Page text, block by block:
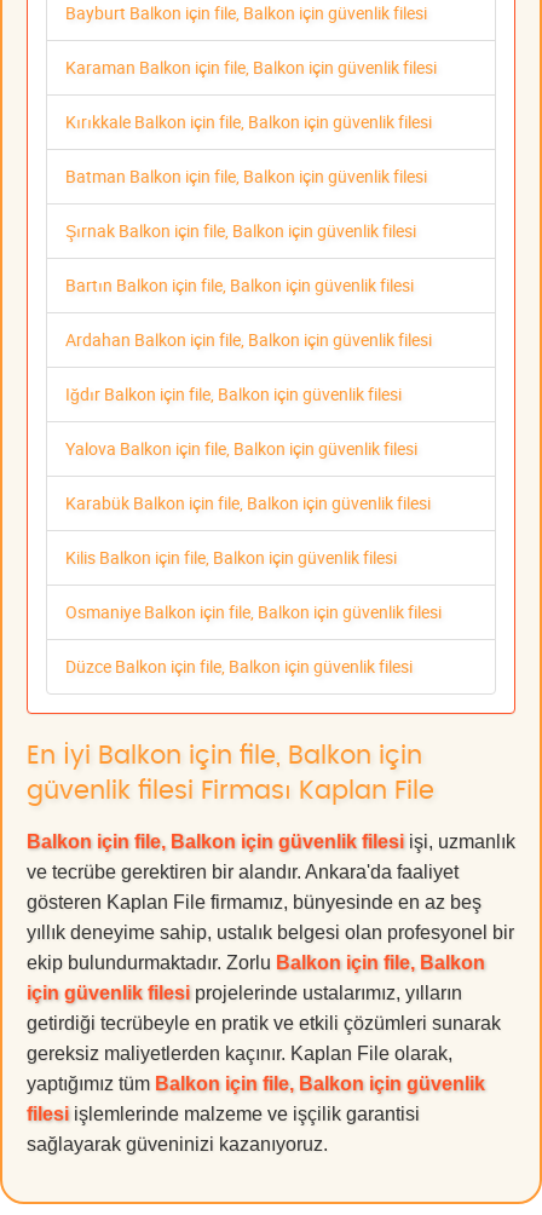
Bayburt Balkon için file, Balkon için güvenlik filesi
Karaman Balkon için file, Balkon için güvenlik filesi
Kırıkkale Balkon için file, Balkon için güvenlik filesi
Batman Balkon için file, Balkon için güvenlik filesi
Şırnak Balkon için file, Balkon için güvenlik filesi
Bartın Balkon için file, Balkon için güvenlik filesi
Ardahan Balkon için file, Balkon için güvenlik filesi
Iğdır Balkon için file, Balkon için güvenlik filesi
Yalova Balkon için file, Balkon için güvenlik filesi
Karabük Balkon için file, Balkon için güvenlik filesi
Kilis Balkon için file, Balkon için güvenlik filesi
Osmaniye Balkon için file, Balkon için güvenlik filesi
Düzce Balkon için file, Balkon için güvenlik filesi
En İyi Balkon için file, Balkon için
güvenlik filesi Firması Kaplan File
Balkon için file, Balkon için güvenlik filesi işi, uzmanlık
ve tecrübe gerektiren bir alandır. Ankara'da faaliyet
gösteren Kaplan File firmamız, bünyesinde en az beş
yıllık deneyime sahip, ustalık belgesi olan profesyonel bir
ekip bulundurmaktadır. Zorlu Balkon için file, Balkon
için güvenlik filesi projelerinde ustalarımız, yılların
getirdiği tecrübeyle en pratik ve etkili çözümleri sunarak
gereksiz maliyetlerden kaçınır. Kaplan File olarak,
yaptığımız tüm Balkon için file, Balkon için güvenlik
filesi işlemlerinde malzeme ve işçilik garantisi
sağlayarak güveninizi kazanıyoruz.